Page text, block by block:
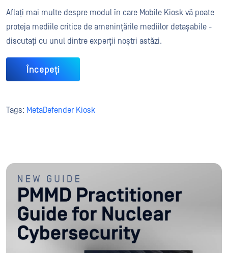
Aflați mai multe despre modul în care Mobile Kiosk vă poate
proteja mediile critice de amenințările mediilor detașabile -
discutați cu unul dintre experții noștri astăzi.
Începeți
Tags: MetaDefender Kiosk